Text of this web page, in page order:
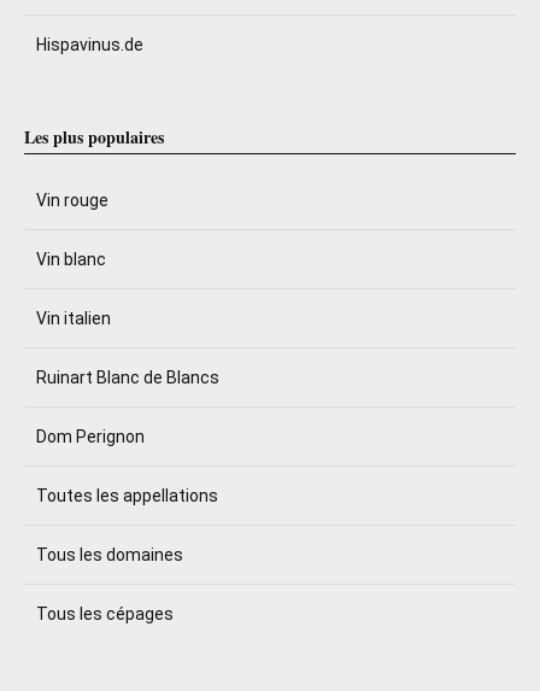
Hispavinus.de
Les plus populaires
Vin rouge
Vin blanc
Vin italien
Ruinart Blanc de Blancs
Dom Perignon
Toutes les appellations
Tous les domaines
Tous les cépages